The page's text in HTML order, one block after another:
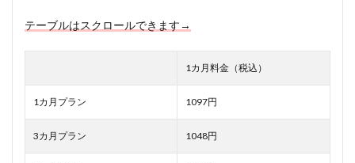
テーブルはスクロールできます→
1カ月料金（税込）
1カ月プラン 1097円
3カ月プラン 1048円